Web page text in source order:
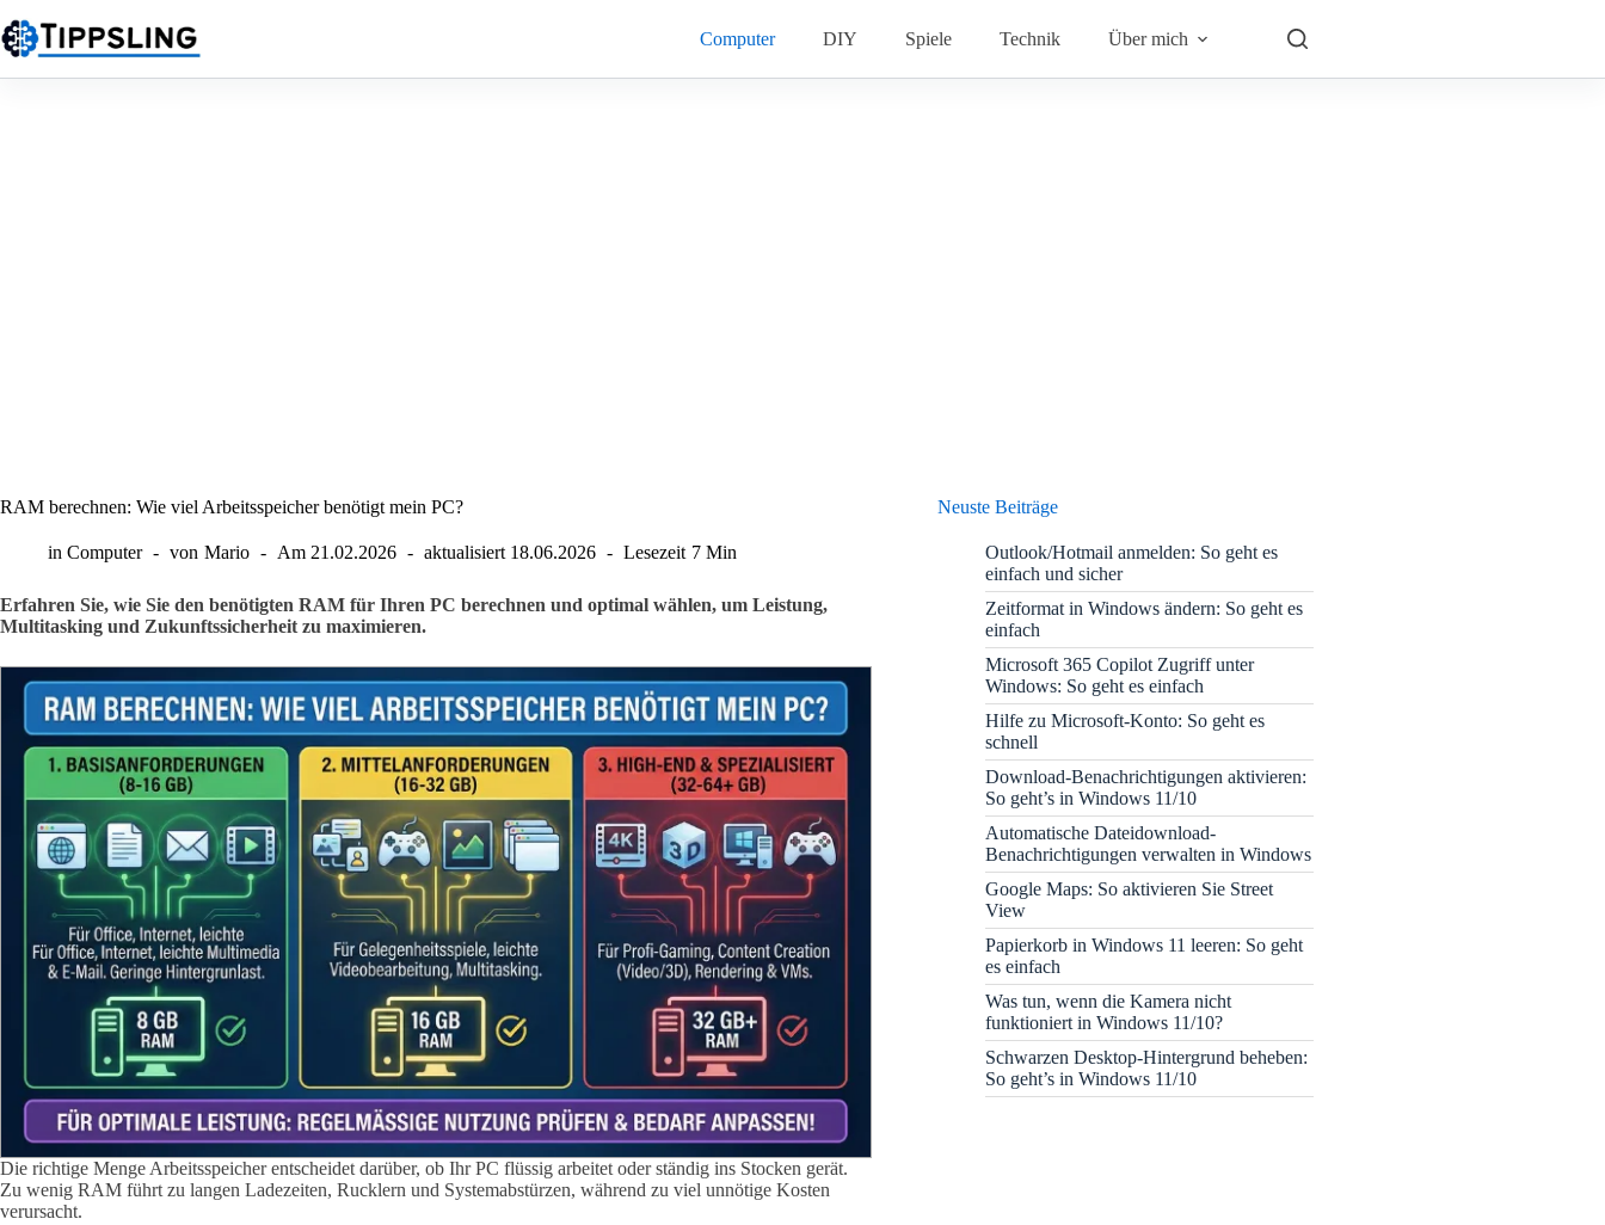
Inhalt
springen
Computer DIY Spiele Technik Über mich
RAM berechnen: Wie viel Arbeitsspeicher benötigt mein PC?
in Computer von Mario Am 21.02.2026 aktualisiert 18.06.2026 Lesezeit 7 Min
Erfahren Sie, wie Sie den benötigten RAM für Ihren PC berechnen und optimal wählen, um Leistung,
Multitasking und Zukunftssicherheit zu maximieren.
Die richtige Menge Arbeitsspeicher entscheidet darüber, ob Ihr PC flüssig arbeitet oder ständig ins Stocken gerät.
Zu wenig RAM führt zu langen Ladezeiten, Rucklern und Systemabstürzen, während zu viel unnötige Kosten
verursacht.
Neuste Beiträge
Outlook/Hotmail anmelden: So geht es
einfach und sicher
Zeitformat in Windows ändern: So geht es
einfach
Microsoft 365 Copilot Zugriff unter
Windows: So geht es einfach
Hilfe zu Microsoft-Konto: So geht es
schnell
Download-Benachrichtigungen aktivieren:
So geht’s in Windows 11/10
Automatische Dateidownload-
Benachrichtigungen verwalten in Windows
Google Maps: So aktivieren Sie Street
View
Papierkorb in Windows 11 leeren: So geht
es einfach
Was tun, wenn die Kamera nicht
funktioniert in Windows 11/10?
Schwarzen Desktop-Hintergrund beheben:
So geht’s in Windows 11/10